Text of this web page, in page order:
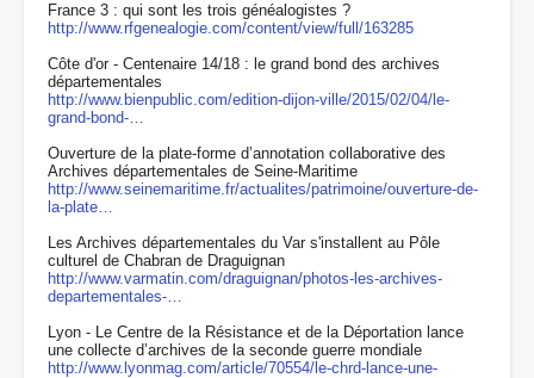
France 3 : qui sont les trois généalogistes ?
http://www.rfgenealogie.com/content/view/full/163285
Côte d'or - Centenaire 14/18 : le grand bond des archives
départementales
http://www.bienpublic.com/edition-dijon-ville/2015/02/04/le-
grand-bond-…
Ouverture de la plate-forme d’annotation collaborative des
Archives départementales de Seine-Maritime
http://www.seinemaritime.fr/actualites/patrimoine/ouverture-de-
la-plate…
Les Archives départementales du Var s'installent au Pôle
culturel de Chabran de Draguignan
http://www.varmatin.com/draguignan/photos-les-archives-
departementales-…
Lyon - Le Centre de la Résistance et de la Déportation lance
une collecte d’archives de la seconde guerre mondiale
http://www.lyonmag.com/article/70554/le-chrd-lance-une-